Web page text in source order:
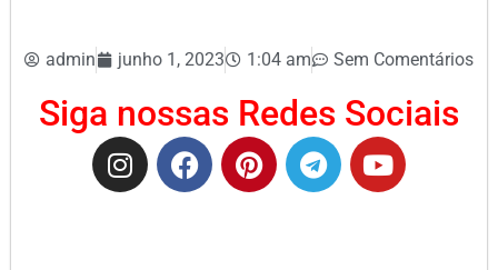
admin junho 1, 2023 1:04 am Sem Comentários
Siga nossas Redes Sociais